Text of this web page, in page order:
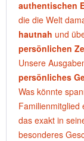
authentischen
die die Welt
hautnah und
persönlichen
Unsere
persönliches
Was könnte
Familienmitglied
das exakt in
besonderes